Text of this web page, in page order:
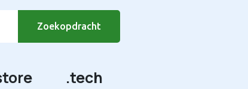
Zoekopdracht
.tech